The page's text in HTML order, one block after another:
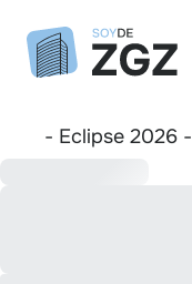
- Eclipse 2026 -